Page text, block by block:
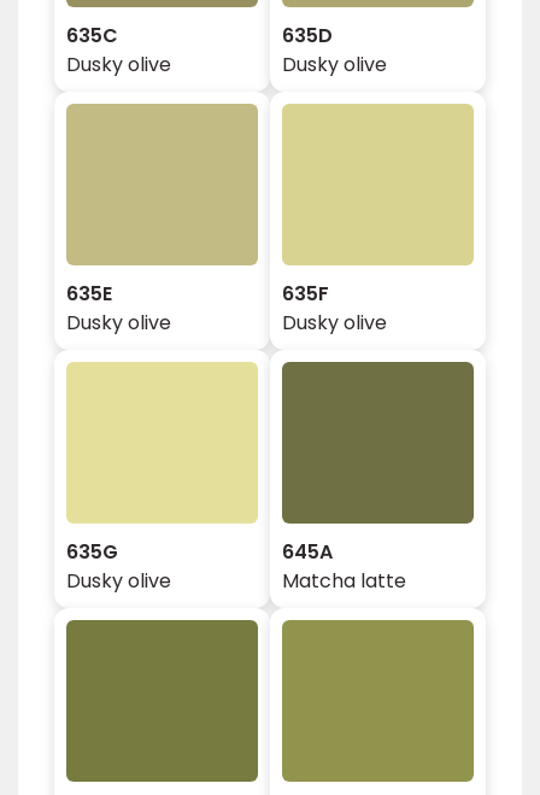
635C
Dusky olive
635D
Dusky olive
635E
Dusky olive
635F
Dusky olive
635G
Dusky olive
645A
Matcha latte